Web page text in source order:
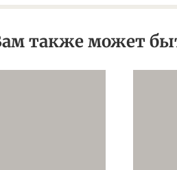
также может